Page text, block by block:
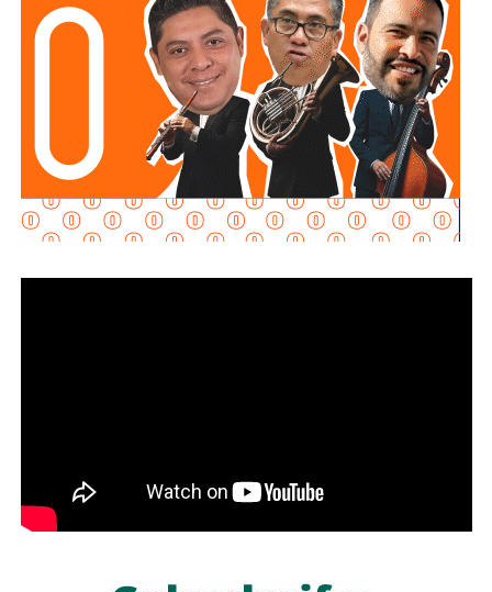
alimentario
y penalizar la coparticipación de terceras
personas que, con conocimiento de la obligación
existente, contribuyan a impedir su cumplimiento.
La diputada María Dolores Robles Chairez destacó que la
modificación busca brindar mayores herramientas jurídicas
para proteger el derecho de niñas, niños y demás
personas acreedoras alimentarias, evitando que
maniobras de carácter patrimonial sean utilizadas para
establecidas por la autoridad judicial.
durante periodos relacionados con procesos familiares y
la transferencia de bienes a familiares o personas de
confianza que actúan como titulares aparentes.